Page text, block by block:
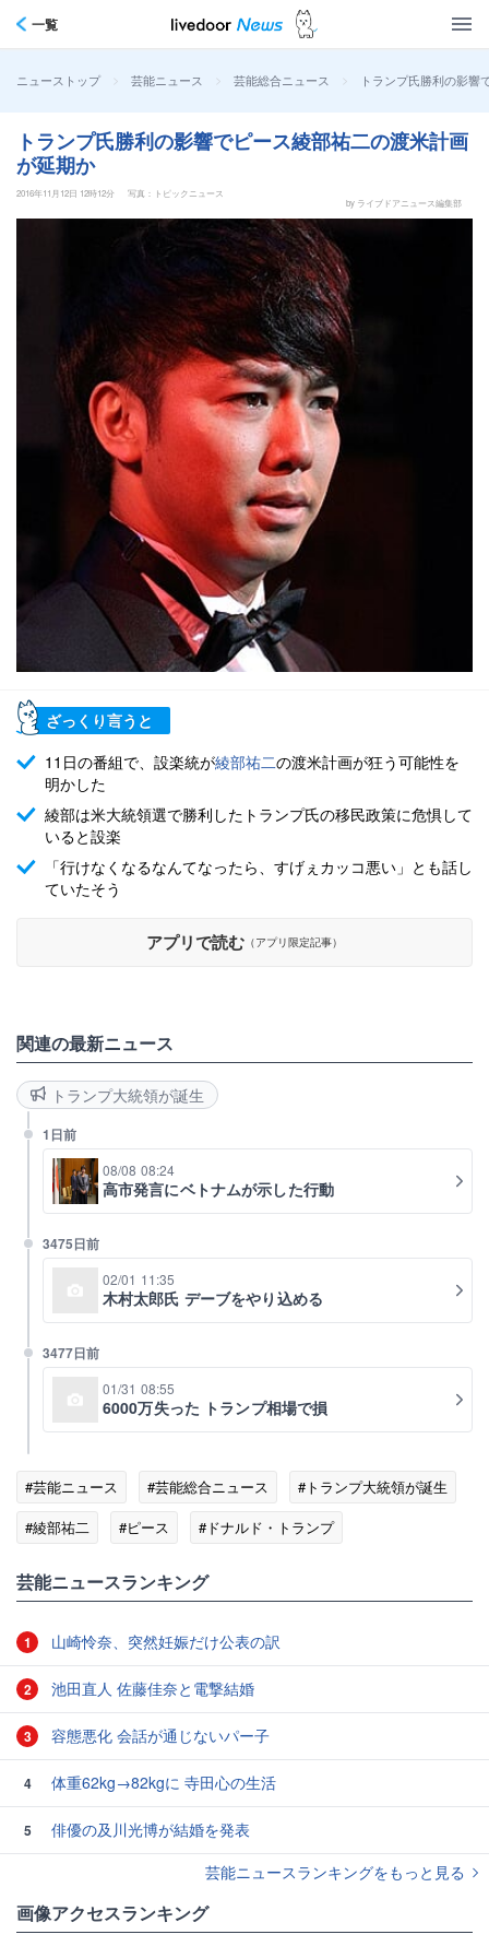
一覧
ニューストップ > 芸能ニュース > 芸能総合ニュース > トランプ氏勝利の影響
トランプ氏勝利の影響でピース綾部祐二の渡米計画
が延期か
2016年11月12日 12時12分
写真：トピックニュース
by ライブドアニュース編集部
ざっくり言うと
11日の番組で、設楽統が綾部祐二の渡米計画が狂う可能性を
明かした
綾部は米大統領選で勝利したトランプ氏の移民政策に危惧して
いると設楽
「行けなくなるなんてなったら、すげぇカッコ悪い」とも話し
ていたそう
アプリで読む （アプリ限定記事）
関連の最新ニュース
トランプ大統領が誕生
1日前
08/08 08:24
高市発言にベトナムが示した行動
3475日前
02/01 11:35
木村太郎氏 デーブをやり込める
3477日前
01/31 08:55
6000万失った トランプ相場で損
#芸能ニュース #芸能総合ニュース
#トランプ大統領が誕生
#綾部祐二
#ピース #ドナルド・トランプ
芸能ニュースランキング
1 山崎怜奈、突然妊娠だけ公表の訳
2 池田直人 佐藤佳奈と電撃結婚
3 容態悪化 会話が通じないパー子
4 体重62kg→82kgに 寺田心の生活
5
俳優の及川光博が結婚を発表
芸能ニュースランキングをもっと見る
画像アクセスランキング